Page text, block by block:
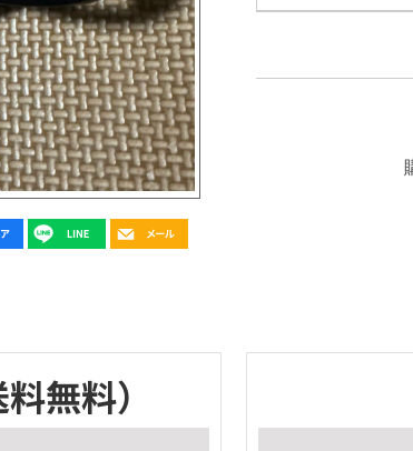
料無料）